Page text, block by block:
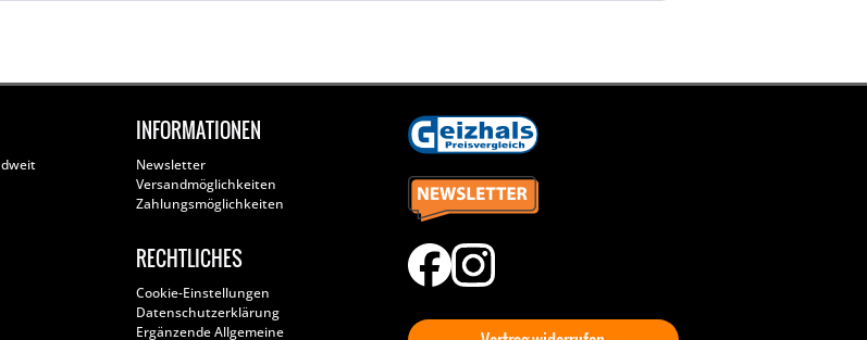
INFORMATIONEN
Newsletter
Versandmöglichkeiten
Zahlungsmöglichkeiten
RECHTLICHES
Cookie-Einstellungen
Datenschutzerklärung
Ergänzende Allgemeine